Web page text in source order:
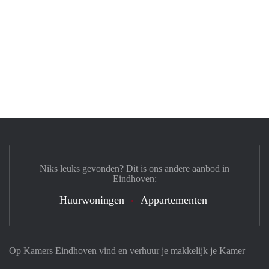
Op Kamers Eindhoven vind en verhuur je makkelijk je Kamer
Niks leuks gevonden? Dit is ons andere aanbod in
Eindhoven:
Huurwoningen Appartementen